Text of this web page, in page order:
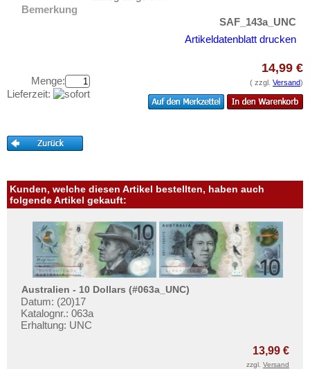
Zimbabwe
Testbanknoten
Gutscheine
Kontakt
Preislisten
Ankauf
Erhaltungsgrade
Gratisbanknoten
FAQ
Mehr über...
Bemerkung
SAF_143a_UNC
Artikeldatenblatt drucken
Menge:
Lieferzeit:
14,99 €
( zzgl. Versand)
Kunden, welche diesen Artikel bestellten, haben auch
folgende Artikel gekauft:
Australien - 10 Dollars (#063a_UNC)
Datum: (20)17
Katalognr.: 063a
Erhaltung: UNC
13,99 €
zzgl. Versand